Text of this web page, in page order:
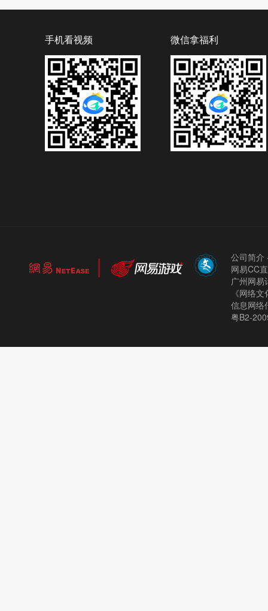
手机看视频 微信拿福利
公司简介
网易CC
广州网
《网络
信息网络
粤B2-